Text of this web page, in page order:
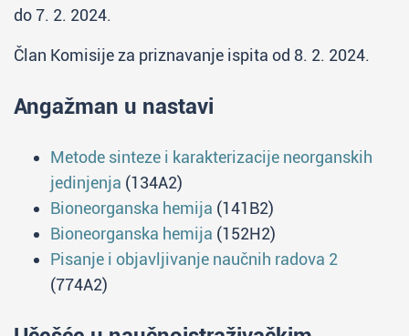
do 7. 2. 2024.
Član Komisije za priznavanje ispita od 8. 2. 2024.
Angažman u nastavi
Metode sinteze i karakterizacije neorganskih
jedinjenja (134A2)
Bioneorganska hemija (141B2)
Bioneorganska hemija (152H2)
Pisanje i objavljivanje naučnih radova 2
(774A2)